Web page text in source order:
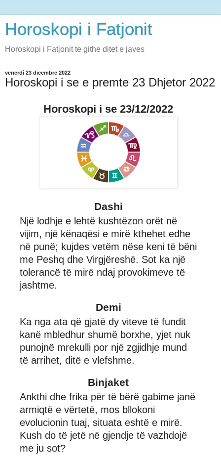
Horoskopi i Fatjonit
Horoskopi i Fatjonit te githe ditet e javes
venerdì 23 dicembre 2022
Horoskopi i se e premte 23 Dhjetor 2022
Horoskopi i se 23/12/2022
Dashi
Një lodhje e lehtë kushtëzon orët në
vijim, një kënaqësi e mirë kthehet edhe
në punë; kujdes vetëm nëse keni të bëni
me Peshq dhe Virgjëreshë. Sot ka një
tolerancë të mirë ndaj provokimeve të
jashtme.
Demi
Ka nga ata që gjatë dy viteve të fundit
kanë mbledhur shumë borxhe, yjet nuk
punojnë mrekulli por një zgjidhje mund
të arrihet, ditë e vlefshme.
Binjaket
Ankthi dhe frika për të bërë gabime janë
armiqtë e vërtetë, mos bllokoni
evolucionin tuaj, situata eshtë e mirë.
Kush do të jetë në gjendje të vazhdojë
me ju sot?